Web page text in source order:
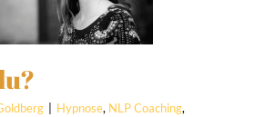
Hypnose, NLP Coaching,